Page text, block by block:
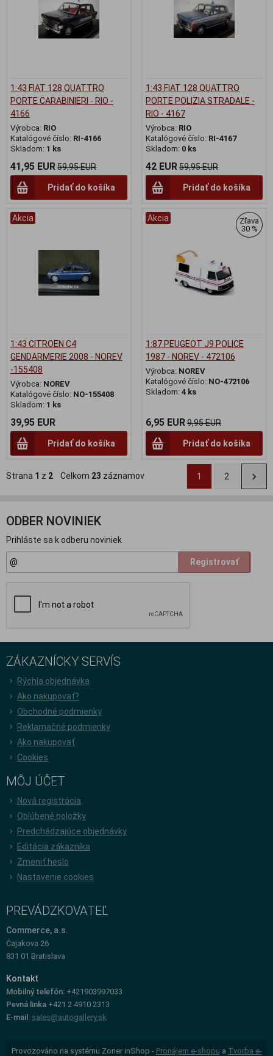
1:43 FIAT 128 QUATTRO
PORTE CARABINIERI - RIO -
4166
Výrobca: RIO
Katalógové číslo: RI-4166
Skladom: 1 ks
41,95 EUR59,95 EUR
Pridať do košíka
1:43 FIAT 128 QUATTRO
PORTE POLIZIA STRADALE -
RIO - 4167
Výrobca: RIO
Katalógové číslo: RI-4167
Skladom: 0 ks
42 EUR59,95 EUR
Pridať do košíka
Akcia
1:43 CITROEN C4
GENDARMERIE 2008 - NOREV
-155408
Výrobca: NOREV
Katalógové číslo: NO-155408
Skladom: 1 ks
39,95 EUR
Pridať do košíka
Akcia
Zľava
30 %
1:87 PEUGEOT J9 POLICE
1987 - NOREV - 472106
Výrobca: NOREV
Katalógové číslo: NO-472106
Skladom: 4 ks
6,95 EUR9,95 EUR
Pridať do košíka
Strana 1 z 2 Celkom 23 záznamov 1 2
ODBER NOVINIEK
Prihláste sa k odberu noviniek
Registrovať
ZÁKAZNÍCKY SERVÍS
Rýchla objednávka
Ako nakupovať?
Obchodné podmienky
Reklamačné podmienky
Ako nakupovať
Cookies
MÔJ ÚČET
Nová registrácia
Oblúbené položky
Predchádzajúce objednávky
Editácia zákazníka
Zmeniť heslo
Nastavenie cookies
PREVÁDZKOVATEĽ
Commerce, a.s.
Čajakova 26
831 01 Bratislava
Kontakt
Mobilný telefón: +421903997033
Pevná linka +421 2 4910 2313
E-mail: sales@autogallery.sk
Provozováno na systému Zoner inShop - Pronájem e-shopu a Tvorba e-